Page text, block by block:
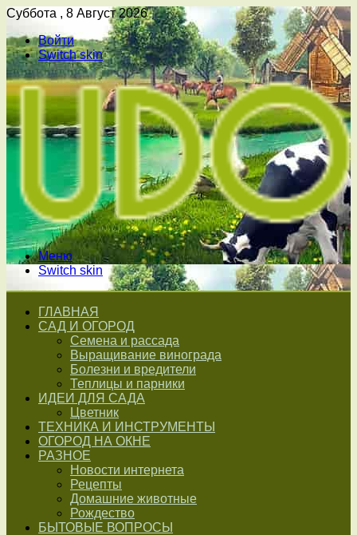
Суббота , 8 Август 2026
Войти
Switch skin
Меню
Switch skin
ГЛАВНАЯ
САД И ОГОРОД
Семена и рассада
Выращивание винограда
Болезни и вредители
Теплицы и парники
ИДЕИ ДЛЯ САДА
Цветник
ТЕХНИКА И ИНСТРУМЕНТЫ
ОГОРОД НА ОКНЕ
РАЗНОЕ
Новости интернета
Рецепты
Домашние животные
Рождество
БЫТОВЫЕ ВОПРОСЫ